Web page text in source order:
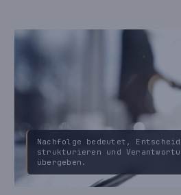
Nachfolge bedeutet,
strukturieren und
übergeben.